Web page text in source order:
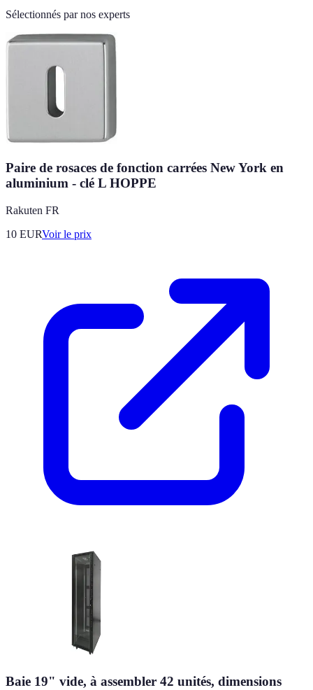
Sélectionnés par nos experts
Paire de rosaces de fonction carrées New York en
aluminium - clé L HOPPE
Rakuten FR
10 EURVoir le prix
Baie 19" vide, à assembler 42 unités, dimensions